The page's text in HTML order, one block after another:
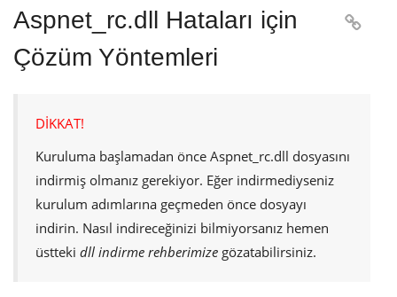
Aspnet_rc.dll Hataları için
Çözüm Yöntemleri

DİKKAT!
Kuruluma başlamadan önce Aspnet_rc.dll dosyasını
indirmiş olmanız gerekiyor. Eğer indirmediyseniz
kurulum adımlarına geçmeden önce dosyayı
indirin. Nasıl indireceğinizi bilmiyorsanız hemen
üstteki dll indirme rehberimize gözatabilirsiniz.